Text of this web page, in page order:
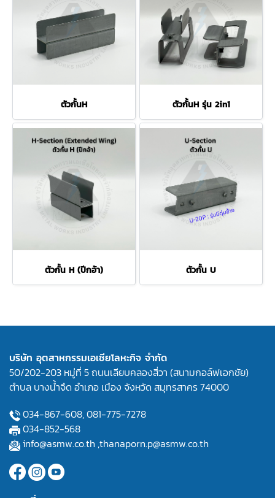
ตัวกั้นH ตัวกั้นH รุ่น 2in1
ตัวกั้น H (ปีกอ้า) ตัวกั้น U
บริษัท อุตสาหกรรมเอเซียโลหะกิจ จำกัด
50/202-203 หมู่ที่ 5 ถนนเลียบคลองสี่วา (สนามกอล์ฟเอกชัย)
ตำบล บางน้ำจืด อำเภอ เมือง จังหวัด สมุทรสาคร 74000
034-867-608,081-775-7278
034-852-568
info@asmw.co.th ,thanaporn.p@asmw.co.th